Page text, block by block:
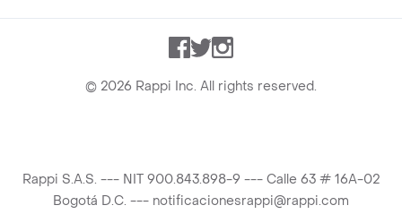
Facebook
TwitterInstagram
© 2026 Rappi Inc. All rights reserved.
Rappi S.A.S. --- NIT 900.843.898-9 --- Calle 63 # 16A-02
Bogotá D.C. --- notificacionesrappi@rappi.com